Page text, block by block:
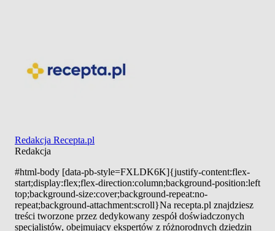
Redakcja Recepta.pl
Redakcja
#html-body [data-pb-style=FXLDK6K]{justify-content:flex-
start;display:flex;flex-direction:column;background-position:left
top;background-size:cover;background-repeat:no-
repeat;background-attachment:scroll}Na recepta.pl znajdziesz
treści tworzone przez dedykowany zespół doświadczonych
specjalistów, obejmujący ekspertów z różnorodnych dziedzin